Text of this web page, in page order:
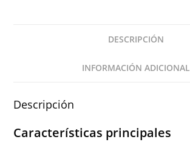
DESCRIPCIÓN
INFORMACIÓN ADICIONAL
Descripción
Características principales